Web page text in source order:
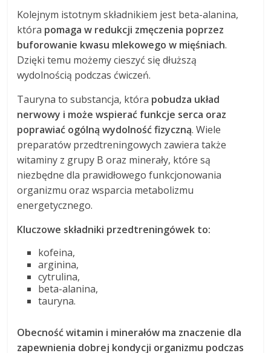
Kolejnym istotnym składnikiem jest beta-alanina,
która pomaga w redukcji zmęczenia poprzez
buforowanie kwasu mlekowego w mięśniach.
Dzięki temu możemy cieszyć się dłuższą
wydolnością podczas ćwiczeń.
Tauryna to substancja, która pobudza układ
nerwowy i może wspierać funkcje serca oraz
poprawiać ogólną wydolność fizyczną. Wiele
preparatów przedtreningowych zawiera także
witaminy z grupy B oraz minerały, które są
niezbędne dla prawidłowego funkcjonowania
organizmu oraz wsparcia metabolizmu
energetycznego.
Kluczowe składniki przedtreningówek to:
kofeina,
arginina,
cytrulina,
beta-alanina,
tauryna.
Obecność witamin i minerałów ma znaczenie dla
zapewnienia dobrej kondycji organizmu podczas